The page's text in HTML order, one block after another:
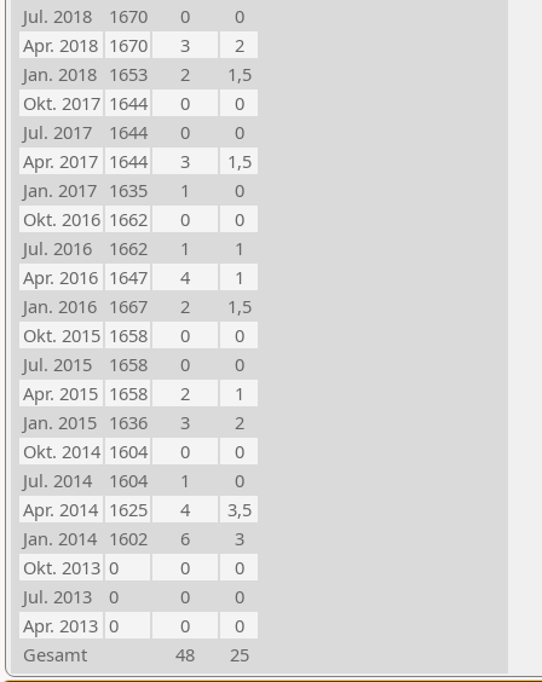
Jul. 2018
1670 0
0
Apr. 2018 1670 3
2
Jan. 2018 1653 2
1,5
Okt. 2017 1644 0
0
Jul. 2017
1644 0
0
Apr. 2017 1644 3
1,5
Jan. 2017 1635 1
0
Okt. 2016 1662 0
0
Jul. 2016
1662 1
1
Apr. 2016 1647 4
1
Jan. 2016 1667 2
1,5
Okt. 2015 1658 0
0
Jul. 2015
1658 0
0
Apr. 2015 1658 2
1
Jan. 2015 1636 3
2
Okt. 2014 1604 0
0
Jul. 2014
1604 1
0
Apr. 2014 1625 4
3,5
Jan. 2014 1602 6
3
Okt. 2013 0 0
0
Jul. 2013
0 0
0
Apr. 2013 0 0
0
Gesamt
48 25